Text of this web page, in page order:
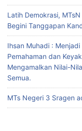
Latih Demokrasi,
Begini Tanggapan
Ihsan Muhadi :
Pemahaman dan
Mengamalkan Nilai-
Semua.
MTs Negeri 3 Sragen